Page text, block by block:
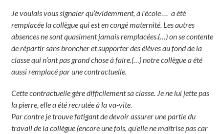
Je voulais vous signaler qu’évidemment, à l’école … a été
remplacée la collègue qui est en congé maternité. Les autres
absences ne sont quasiment jamais remplacées.(…) on se contente
de répartir sans broncher et supporter des élèves au fond de la
classe qui n’ont pas grand chose à faire.(…) notre collègue a été
aussi remplacé par une contractuelle.
Cette contractuelle gère difficilement sa classe. Je ne lui jette pas
la pierre, elle a été recrutée à la va-vite.
Par contre je trouve fatigant de devoir assurer une partie du
travail de la collègue (encore une fois, qu’elle ne maîtrise pas car